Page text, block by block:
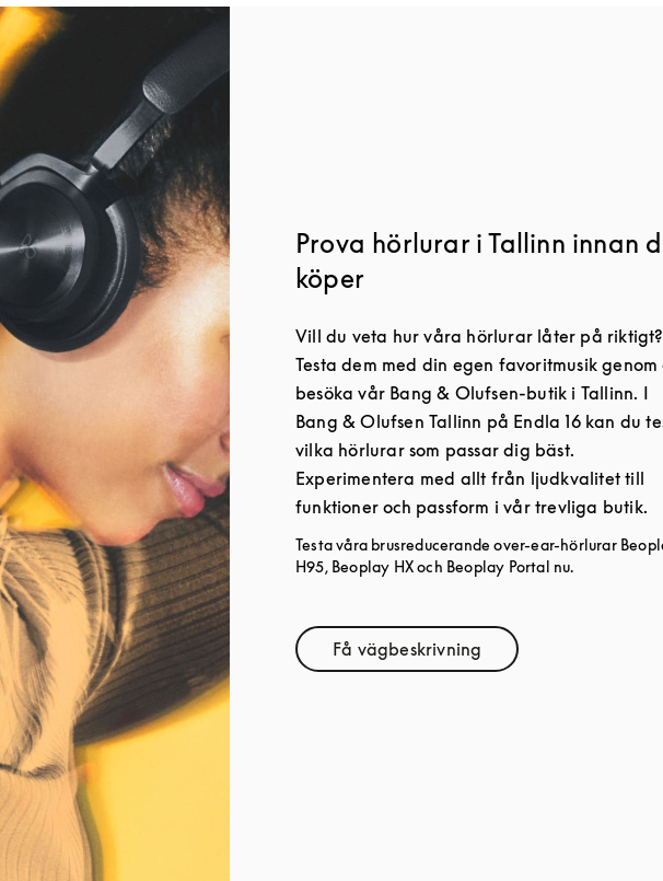
Prova hörlurar i Tallinn innan
köper
Vill du veta hur våra hörlurar låter på riktigt?
Testa dem med din egen favoritmusik
besöka vår Bang & Olufsen-butik i Tallinn. I
Bang & Olufsen Tallinn på Endla 16 kan du
vilka hörlurar som passar dig bäst.
Experimentera med allt från ljudkvalitet till
funktioner och passform i vår trevliga butik.
Testa våra brusreducerande over-ear-hörlurar
H95, Beoplay HX och Beoplay Portal nu.
Få vägbeskrivningLink Opens in New Tab